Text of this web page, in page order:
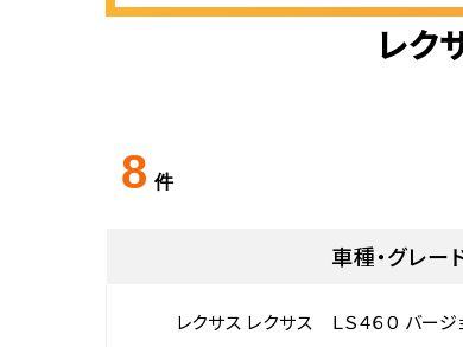
レク
8 件
車種・グレー
レクサス レクサス ＬＳ４６０ バー